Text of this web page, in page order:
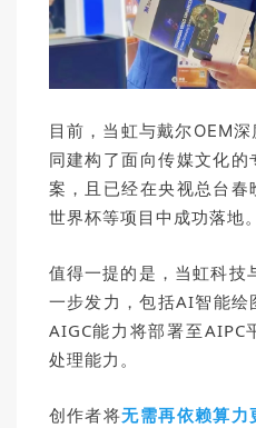
目前，当虹与戴尔OEM
同建构了面向传媒文化
案，且已经在央视总台
世界杯等项目中成功落地。
值得一提的是，当虹科技
一步发力，包括AI智能绘
AIGC能力将部署至AIPC
处理能力。
创作者将无需再依赖算力